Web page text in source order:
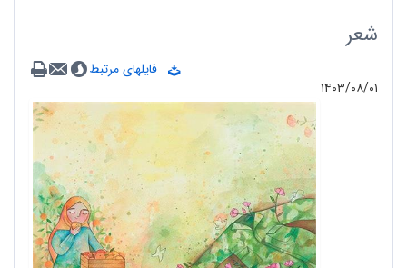
شعر
فایلهای مرتبط
۱۴۰۳/۰۸/۰۱